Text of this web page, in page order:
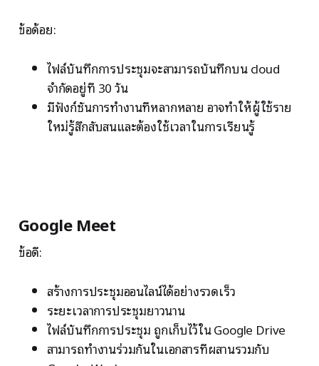
ข้อด้อย:
ไฟล์บันทึกการประชุมจะสามารถบันทึกบน cloud
จำกัดอยู่ที่ 30 วัน
มีฟังก์ชันการทำงานที่หลากหลาย อาจทำให้ผู้ใช้ราย
ใหม่รู้สึกสับสนและต้องใช้เวลาในการเรียนรู้
Google Meet
ข้อดี:
สร้างการประชุมออนไลน์ได้อย่างรวดเร็ว
ระยะเวลาการประชุมยาวนาน
ไฟล์บันทึกการประชุม ถูกเก็บไว้ใน Google Drive
สามารถทำงานร่วมกันในเอกสารที่ผสานรวมกับ